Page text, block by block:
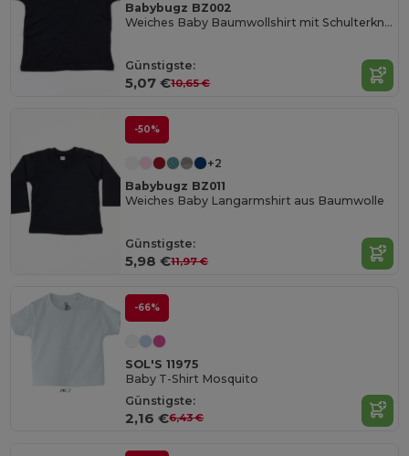
Babybugz BZ002
Weiches Baby Baumwollshirt mit Schulterknöpfen
Günstigste:
5,07 €10,65 €
-50%
+2
Babybugz BZ011
Weiches Baby Langarmshirt aus Baumwolle
Günstigste:
5,98 €11,97 €
-66%
SOL'S 11975
Baby T-Shirt Mosquito
Günstigste:
2,16 €6,43 €